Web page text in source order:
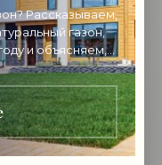
Рассказываем,
газон,
и объясняем,
от